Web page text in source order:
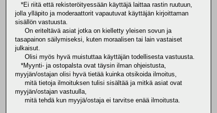
*Ei riitä että rekisteröityessään käyttäjä laittaa rastin ruutuun,
jolla ylläpito ja moderaattorit vapautuvat käyttäjän kirjoittaman
sisällön vastuusta.
On eriteltävä asiat jotka on kielletty yleisen sovun ja
tasapainon säilymiseksi, kuten moraalisen tai lain vastaiset
julkaisut.
Olisi myös hyvä muistuttaa käyttäjän todellisesta vastuusta.
*Myynti- ja ostopalsta ovat täysin ilman ohjeistusta,
myyjän/ostajan olisi hyvä tietää kuinka otsikoida ilmoitus,
mitä tietoja ilmoituksen tulisi sisältää ja mitkä asiat ovat
myyjän/ostajan vastuulla,
mitä tehdä kun myyjä/ostaja ei tarvitse enää ilmoitusta.